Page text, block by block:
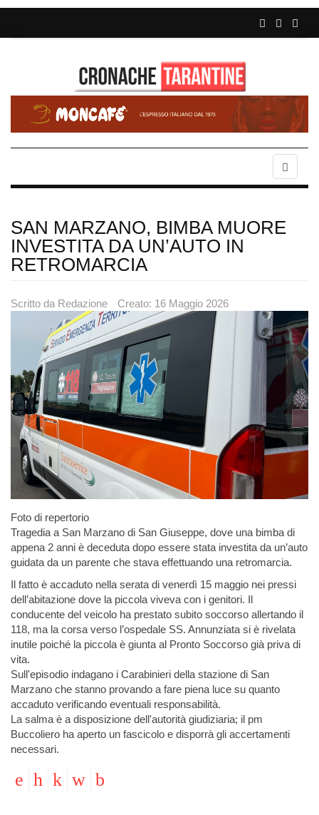
SAN MARZANO, BIMBA MUORE
INVESTITA DA UN’AUTO IN
RETROMARCIA
Scritto da Redazione Creato: 16 Maggio 2026
Foto di repertorio
Tragedia a San Marzano di San Giuseppe, dove una bimba di
appena 2 anni è deceduta dopo essere stata investita da un’auto
guidata da un parente che stava effettuando una retromarcia.
Il fatto è accaduto nella serata di venerdì 15 maggio nei pressi
dell’abitazione dove la piccola viveva con i genitori. Il
conducente del veicolo ha prestato subito soccorso allertando il
118, ma la corsa verso l’ospedale SS. Annunziata si è rivelata
inutile poiché la piccola è giunta al Pronto Soccorso già priva di
vita.
Sull'episodio indagano i Carabinieri della stazione di San
Marzano che stanno provando a fare piena luce su quanto
accaduto verificando eventuali responsabilità.
La salma è a disposizione dell'autorità giudiziaria; il pm
Buccoliero ha aperto un fascicolo e disporrà gli accertamenti
necessari.